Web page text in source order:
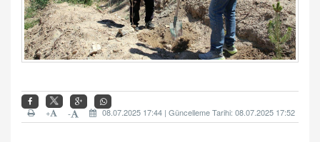
08.07.2025 17:44 | Güncelleme Tarihi: 08.07.2025 17:52
-
+